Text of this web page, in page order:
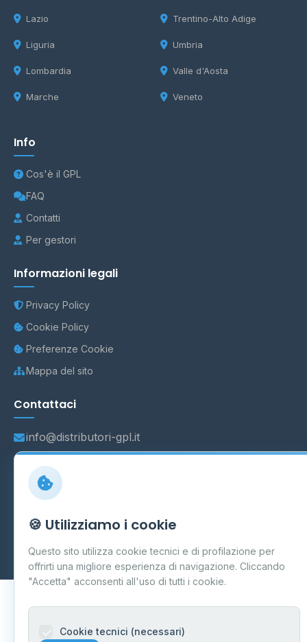
Lazio
Liguria
Lombardia
Marche
Trentino-Alto Adige
Umbria
Valle d'Aosta
Veneto
Info
Cos'è il GPL
FAQ
Contatti
Per gestori
Informazioni legali
Privacy Policy
Cookie Policy
Preferenze Cookie
Mappa del sito
Contattaci
info@distributori-gpl.it
Carpi P.IVA 03859300364
Dati forniti da Ministero delle Imprese e del Made in Italy
Aggiornamento quotidiano
🍪 Utilizziamo i cookie
Questo sito utilizza cookie tecnici e di profilazione per
offrirti una migliore esperienza di navigazione. Cliccando
"Accetta" acconsenti all'uso di tutti i cookie.
Cookie tecnici (necessari)